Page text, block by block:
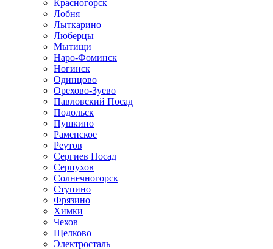
Красногорск
Лобня
Лыткарино
Люберцы
Мытищи
Наро-Фоминск
Ногинск
Одинцово
Орехово-Зуево
Павловский Посад
Подольск
Пушкино
Раменское
Реутов
Сергиев Посад
Серпухов
Солнечногорск
Ступино
Фрязино
Химки
Чехов
Щелково
Электросталь